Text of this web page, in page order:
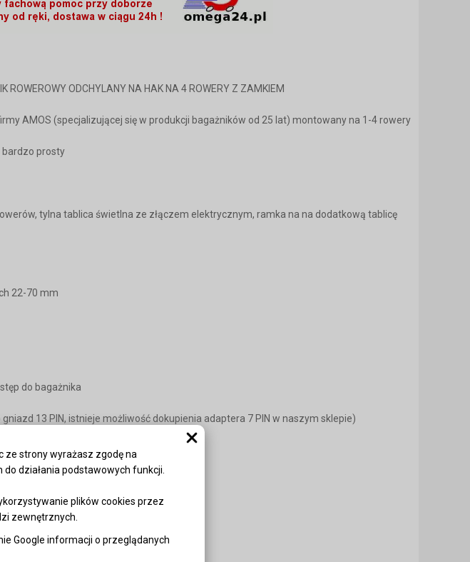
ze strony wyrażasz zgodę na
działania podstawowych funkcji.
plików cookies przez
zewnętrznych.
Google informacji o przeglądanych
ODCHYLANY NA HAK NA 4 ROWERY Z ZAMKIEM
AMOS (specjalizującej się w produkcji bagażników od 25 lat) montowany na 1-4 rowery
bardzo prosty
tylna tablica świetlna ze złączem elektrycznym, ramka na na dodatkową tablicę
22-70 mm
do bagażnika
13 PIN, istnieje możliwość dokupienia adaptera 7 PIN w naszym sklepie)
72 cm)